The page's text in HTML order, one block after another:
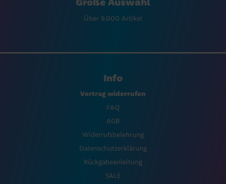
Über 9.000 Artikel
Info
Vertrag widerrufen
FAQ
AGB
Widerrufsbelehrung
Datenschutzerklärung
Rückgabeanleitung
SALE